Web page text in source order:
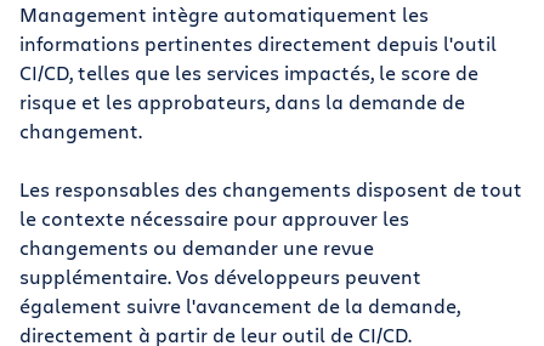
Management intègre automatiquement les
informations pertinentes directement depuis l'outil
CI/CD, telles que les services impactés, le score de
risque et les approbateurs, dans la demande de
changement.
Les responsables des changements disposent de tout
le contexte nécessaire pour approuver les
changements ou demander une revue
supplémentaire. Vos développeurs peuvent
également suivre l'avancement de la demande,
directement à partir de leur outil de CI/CD.